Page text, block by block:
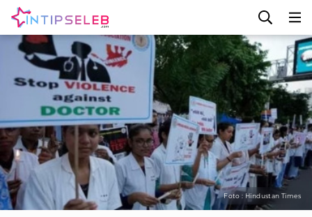
Foto : Hindustan Times